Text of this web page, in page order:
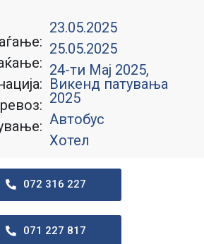
23.05.2025
25.05.2025
24-ти Мај 2025,
Викенд патувања
2025
Автобус
Хотел
072 316 227
071 227 817